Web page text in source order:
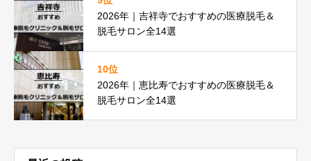
2026年｜吉祥寺でおすすめの医療脱毛＆
脱毛サロン全14選
10位
2026年｜恵比寿でおすすめの医療脱毛＆
脱毛サロン全14選